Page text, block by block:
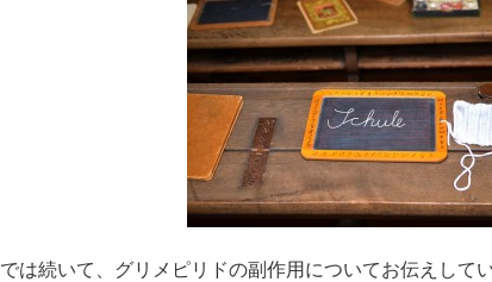
では続いて、グリメピリドの副作用についてお伝えしてい